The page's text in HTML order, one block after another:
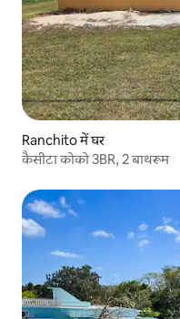
Ranchito में घर
कैसीटा कोको 3BR, 2 बाथरूम